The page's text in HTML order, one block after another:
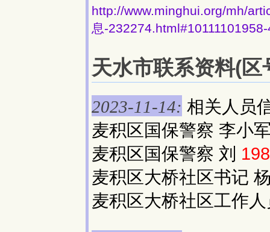
http://www.minghui.org/mh/
息-
天水市联系资料(区
2023-11-14: 相关人员
麦积区国保警察 李小
麦积区国保警察 刘
麦积区大桥社区书记
麦积区大桥社区工作